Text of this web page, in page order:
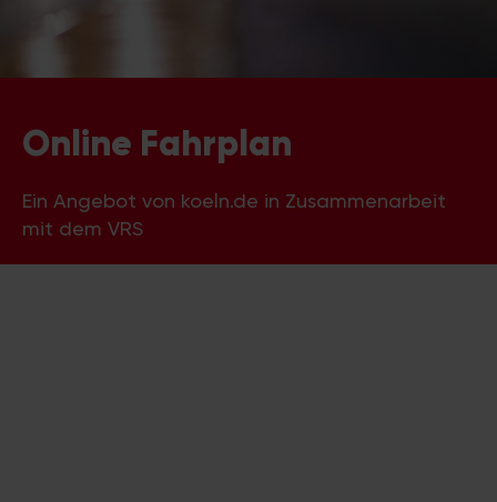
Online Fahrplan
Ein Angebot von koeln.de in Zusammenarbeit
mit dem VRS